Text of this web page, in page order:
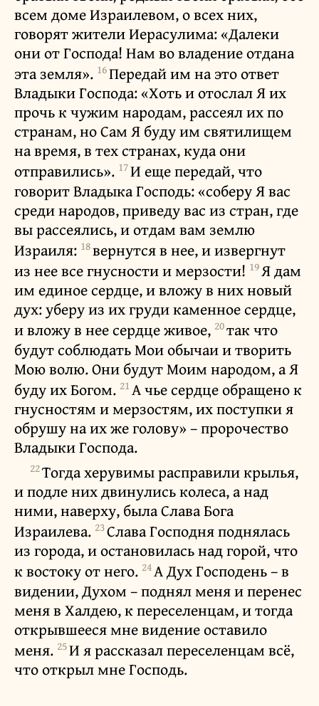
всем доме Израилевом, о всех них,
говорят жители Иерасулима: «Далеки
они от Господа! Нам во владение отдана
эта земля». 16Передай им на это ответ
Владыки Господа: «Хоть и отослал Я их
прочь к чужим народам, рассеял их по
странам, но Сам Я буду им святилищем
на время, в тех странах, куда они
отправились». 17И еще передай, что
говорит Владыка Господь: «соберу Я вас
среди народов, приведу вас из стран, где
вы рассеялись, и отдам вам землю
Израиля: 18вернутся в нее, и извергнут
из нее все гнусности и мерзости! 19Я дам
им единое сердце, и вложу в них новый
дух: уберу из их груди каменное сердце,
и вложу в нее сердце живое, 20так что
будут соблюдать Мои обычаи и творить
Мою волю. Они будут Моим народом, а Я
буду их Богом. 21А чье сердце обращено к
гнусностям и мерзостям, их поступки я
обрушу на их же голову» – пророчество
Владыки Господа.
22Тогда херувимы расправили крылья,
и подле них двинулись колеса, а над
ними, наверху, была Слава Бога
Израилева. 23Слава Господня поднялась
из города, и остановилась над горой, что
к востоку от него. 24А Дух Господень – в
видении, Духом – поднял меня и перенес
меня в Халдею, к переселенцам, и тогда
открывшееся мне видение оставило
меня. 25И я рассказал переселенцам всё,
что открыл мне Господь.